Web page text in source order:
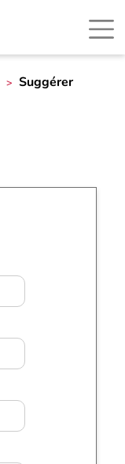
Suggérer